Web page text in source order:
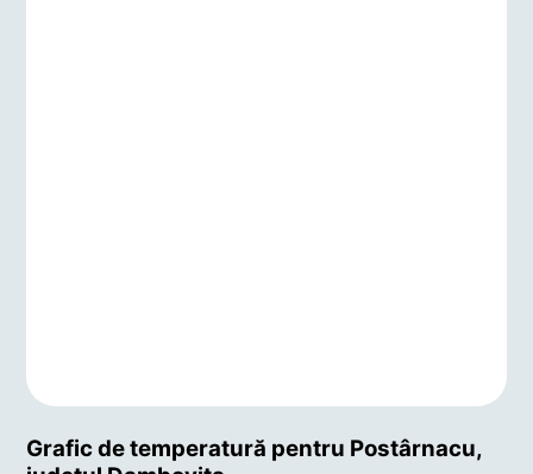
Grafic de temperatură pentru Postârnacu,